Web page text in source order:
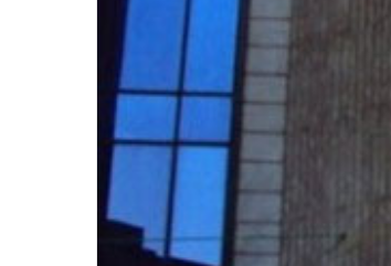
عيد الصحافة النجفية
بمناسبة مرور ١١٢ عاما على صدور أول
العراقية تحية لكل
ولأرواح شهداء الصحافة